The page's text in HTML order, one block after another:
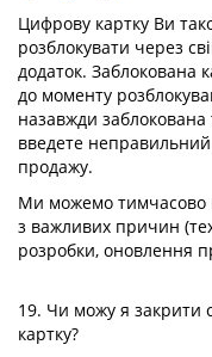
Цифрову картку Ви
розблокувати через
додаток. Заблокована
до моменту
назавжди заблокована
введете неправильний
продажу.
Ми можемо тимчасово
з важливих причин
розробки, оновлення
19. Чи можу я закрити
картку?